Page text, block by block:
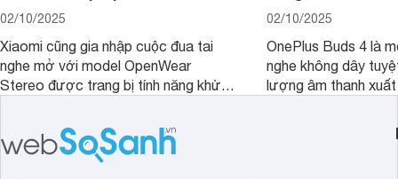
02/10/2025
Xiaomi cũng gia nhập cuộc đua tai
nghe mở với model OpenWear
Stereo được trang bị tính năng khử
chất lượng âm thanh và hiệu quả khử
ồn của chiếc tai nghe Xiaomi này có
đủ sức thuyết phục người dùng?
02/10/2025
OnePlus Buds 4 là
nghe không dây
lượng âm thanh
khử tiếng ồn ấn
tiến. Tuy nhiên,